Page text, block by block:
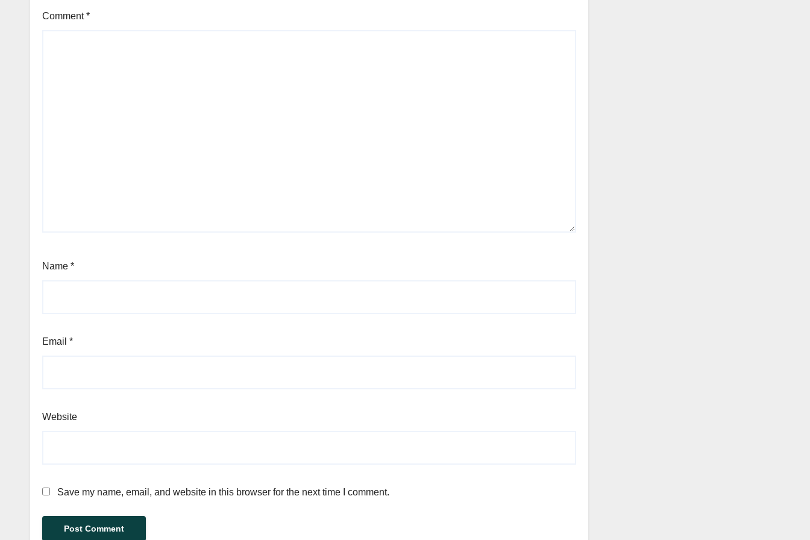
Comment*
Name *
Email *
Website
Save my name, email, and website in this browser for the next time I comment.